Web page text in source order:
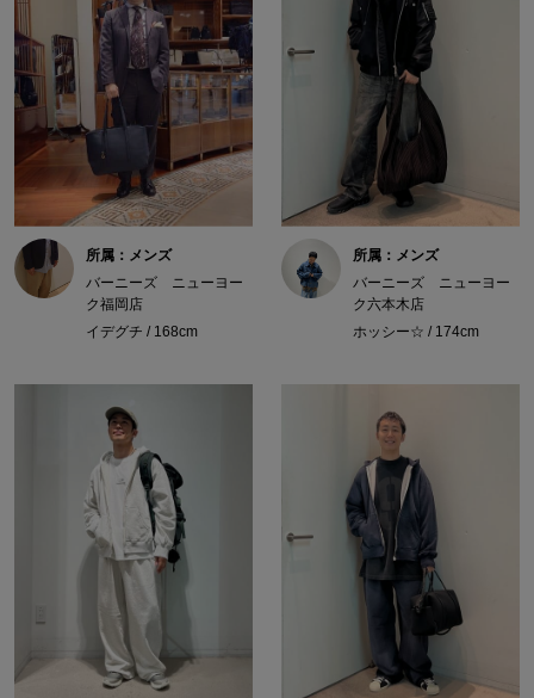
所属：メンズ
バーニーズ ニューヨー
ク福岡店
イデグチ / 168cm
所属：メンズ
バーニーズ ニューヨー
ク六本木店
ホッシー☆ / 174cm